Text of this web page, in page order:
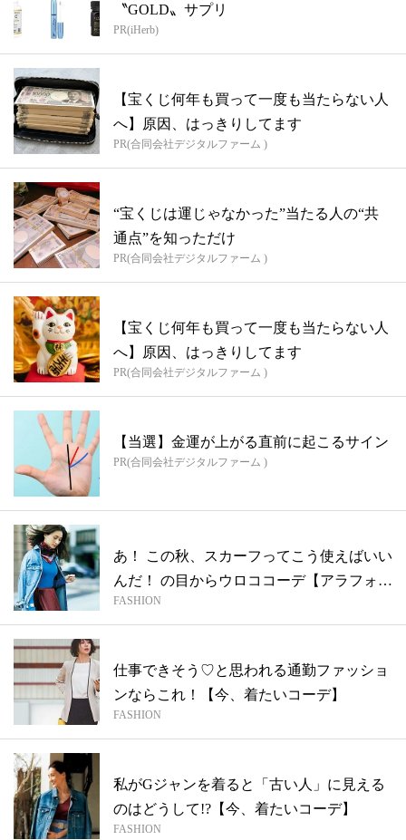
〝GOLD〟サプリ
PR(iHerb)
【宝くじ何年も買って一度も当たらない人
へ】原因、はっきりしてます
PR(合同会社デジタルファーム )
“宝くじは運じゃなかった”当たる人の“共
通点”を知っただけ
PR(合同会社デジタルファーム )
【宝くじ何年も買って一度も当たらない人
へ】原因、はっきりしてます
PR(合同会社デジタルファーム )
【当選】金運が上がる直前に起こるサイン
PR(合同会社デジタルファーム )
あ！ この秋、スカーフってこう使えばいい
んだ！ の目からウロココーデ【アラフォ
ー...
FASHION
仕事できそう♡と思われる通勤ファッショ
ンならこれ！【今、着たいコーデ】
FASHION
私がGジャンを着ると「古い人」に見える
のはどうして!?【今、着たいコーデ】
FASHION